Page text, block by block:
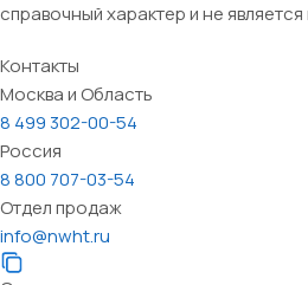
справочный характер и не
Контакты
Москва и Область
8 499 302-00-54
Россия
8 800 707-03-54
Отдел продаж
info@nwht.ru